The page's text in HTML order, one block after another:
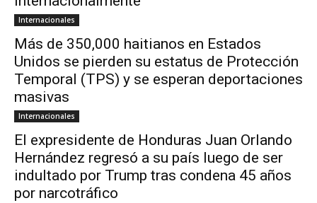
Internacionales
Más de 350,000 haitianos en Estados
Unidos se pierden su estatus de Protección
Temporal (TPS) y se esperan deportaciones
masivas
Internacionales
El expresidente de Honduras Juan Orlando
Hernández regresó a su país luego de ser
indultado por Trump tras condena 45 años
por narcotráfico